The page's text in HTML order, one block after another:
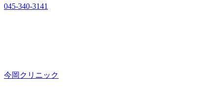
045-340-3141
今岡クリニック